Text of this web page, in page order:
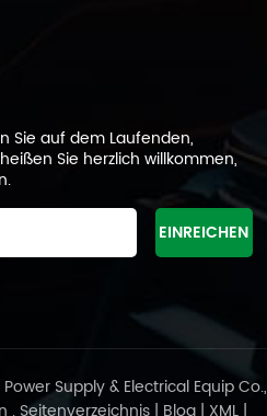
Sie auf dem Laufenden,
Sie herzlich willkommen,
Supply & Electrical Equip Co.,